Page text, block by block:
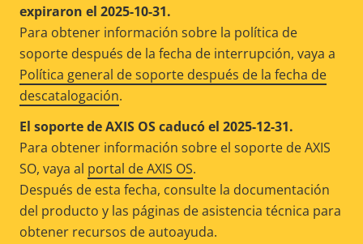
expiraron el 2025-10-31.
Para obtener información sobre la política de
soporte después de la fecha de interrupción, vaya a
Política general de soporte después de la fecha de
descatalogación.
El soporte de AXIS OS caducó el 2025-12-31.
Para obtener información sobre el soporte de AXIS
SO, vaya al portal de AXIS OS.
Después de esta fecha, consulte la documentación
del producto y las páginas de asistencia técnica para
obtener recursos de autoayuda.